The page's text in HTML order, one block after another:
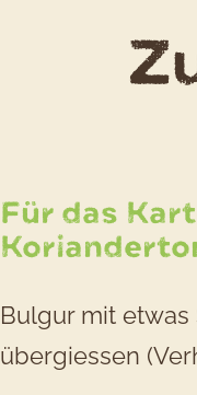
Für das
Bulgur mit
übergiessen